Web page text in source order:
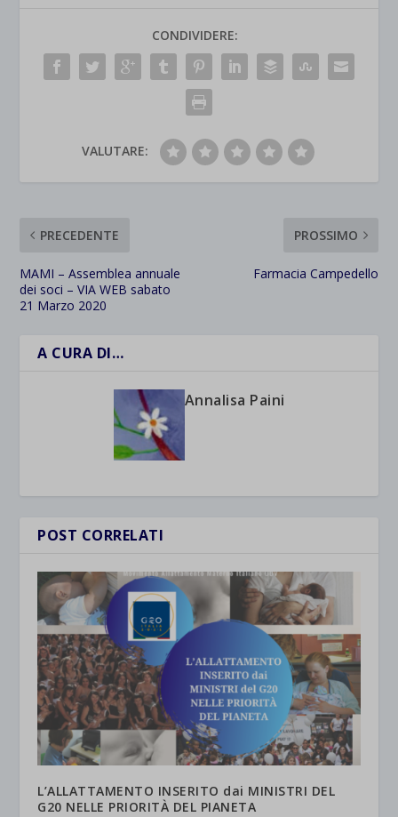
CONDIVIDERE:
VALUTARE:
PRECEDENTE
MAMI – Assemblea annuale
dei soci – VIA WEB sabato
21 Marzo 2020
PROSSIMO
Farmacia Campedello
A CURA DI…
Annalisa Paini
POST CORRELATI
L’ALLATTAMENTO INSERITO dai MINISTRI DEL
G20 NELLE PRIORITÀ DEL PIANETA